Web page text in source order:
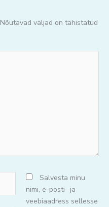
Nõutavad väljad on tähistatud
Salvesta minu
nimi, e-posti- ja
veebiaadress sellesse